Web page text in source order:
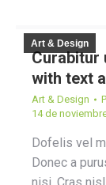
Art & Design
Curabitur
with text
Art & Design
14 de
Dofelis vel
Donec a